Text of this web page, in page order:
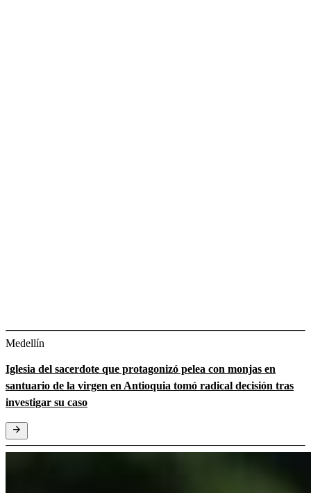
Medellín
Iglesia del sacerdote que protagonizó pelea con monjas en
santuario de la virgen en Antioquia tomó radical decisión tras
investigar su caso